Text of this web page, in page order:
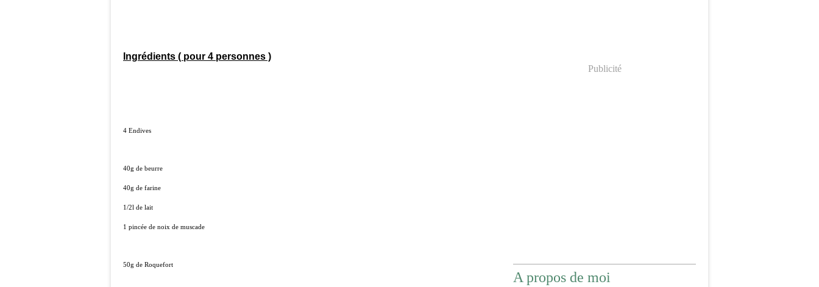
Ingrédients ( pour 4 personnes )
4 Endives
40g de beurre
40g de farine
1/2l de lait
1 pincée de noix de muscade
50g de Roquefort
Publicité
A propos de moi